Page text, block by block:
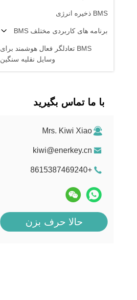
BMS ذخیره انرژی
برنامه های کاربردی مختلف BMS
BMS تعادلگر فعال هوشمند برای
وسایل نقلیه سنگین
با ما تماس بگیرید
Mrs. Kiwi Xiao
kiwi@enerkey.cn
+8615387469240
حالا حرف بزن